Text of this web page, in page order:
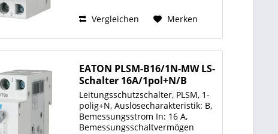
Vergleichen Merken
EATON PLSM-B16/1N-MW LS-
Schalter 16A/1pol+N/B
Leitungsschutzschalter, PLSM, 1-
polig+N, Auslösecharakteristik: B,
Bemessungsstrom In: 16 A,
Bemessungsschaltvermögen